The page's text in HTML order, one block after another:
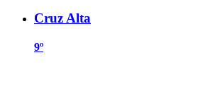
Cruz Alta
9º